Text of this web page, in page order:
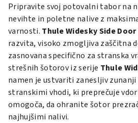
Pripravite svoj potovalni tabor na
nevihte in poletne nalive z
varnosti. Thule Widesky Side
razvita, visoko zmogljiva zaščitna
zasnovana specifično za stranska
strešnih šotorov iz serije Thule
namen je ustvariti zanesljiv zunanji
stranskimi vhodi, ki preprečuje
omogoča, da ohranite šotor
najhujšimi nalivi.